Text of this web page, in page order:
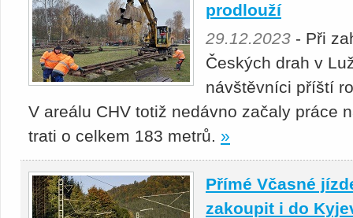
prodlouží
29.12.2023 - Při
Českých drah v
návštěvníci příští
V areálu CHV totiž nedávno začaly práce
trati o celkem 183 metrů. »
Přímé Včasné
zakoupit i do